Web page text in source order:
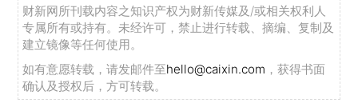
财新网所刊载内容之知识产权为财新传媒及/或相关权利人
专属所有或持有。未经许可，禁止进行转载、摘编、复制及
建立镜像等任何使用。
如有意愿转载，请发邮件至hello@caixin.com ，获得书面
确认及授权后，方可转载。